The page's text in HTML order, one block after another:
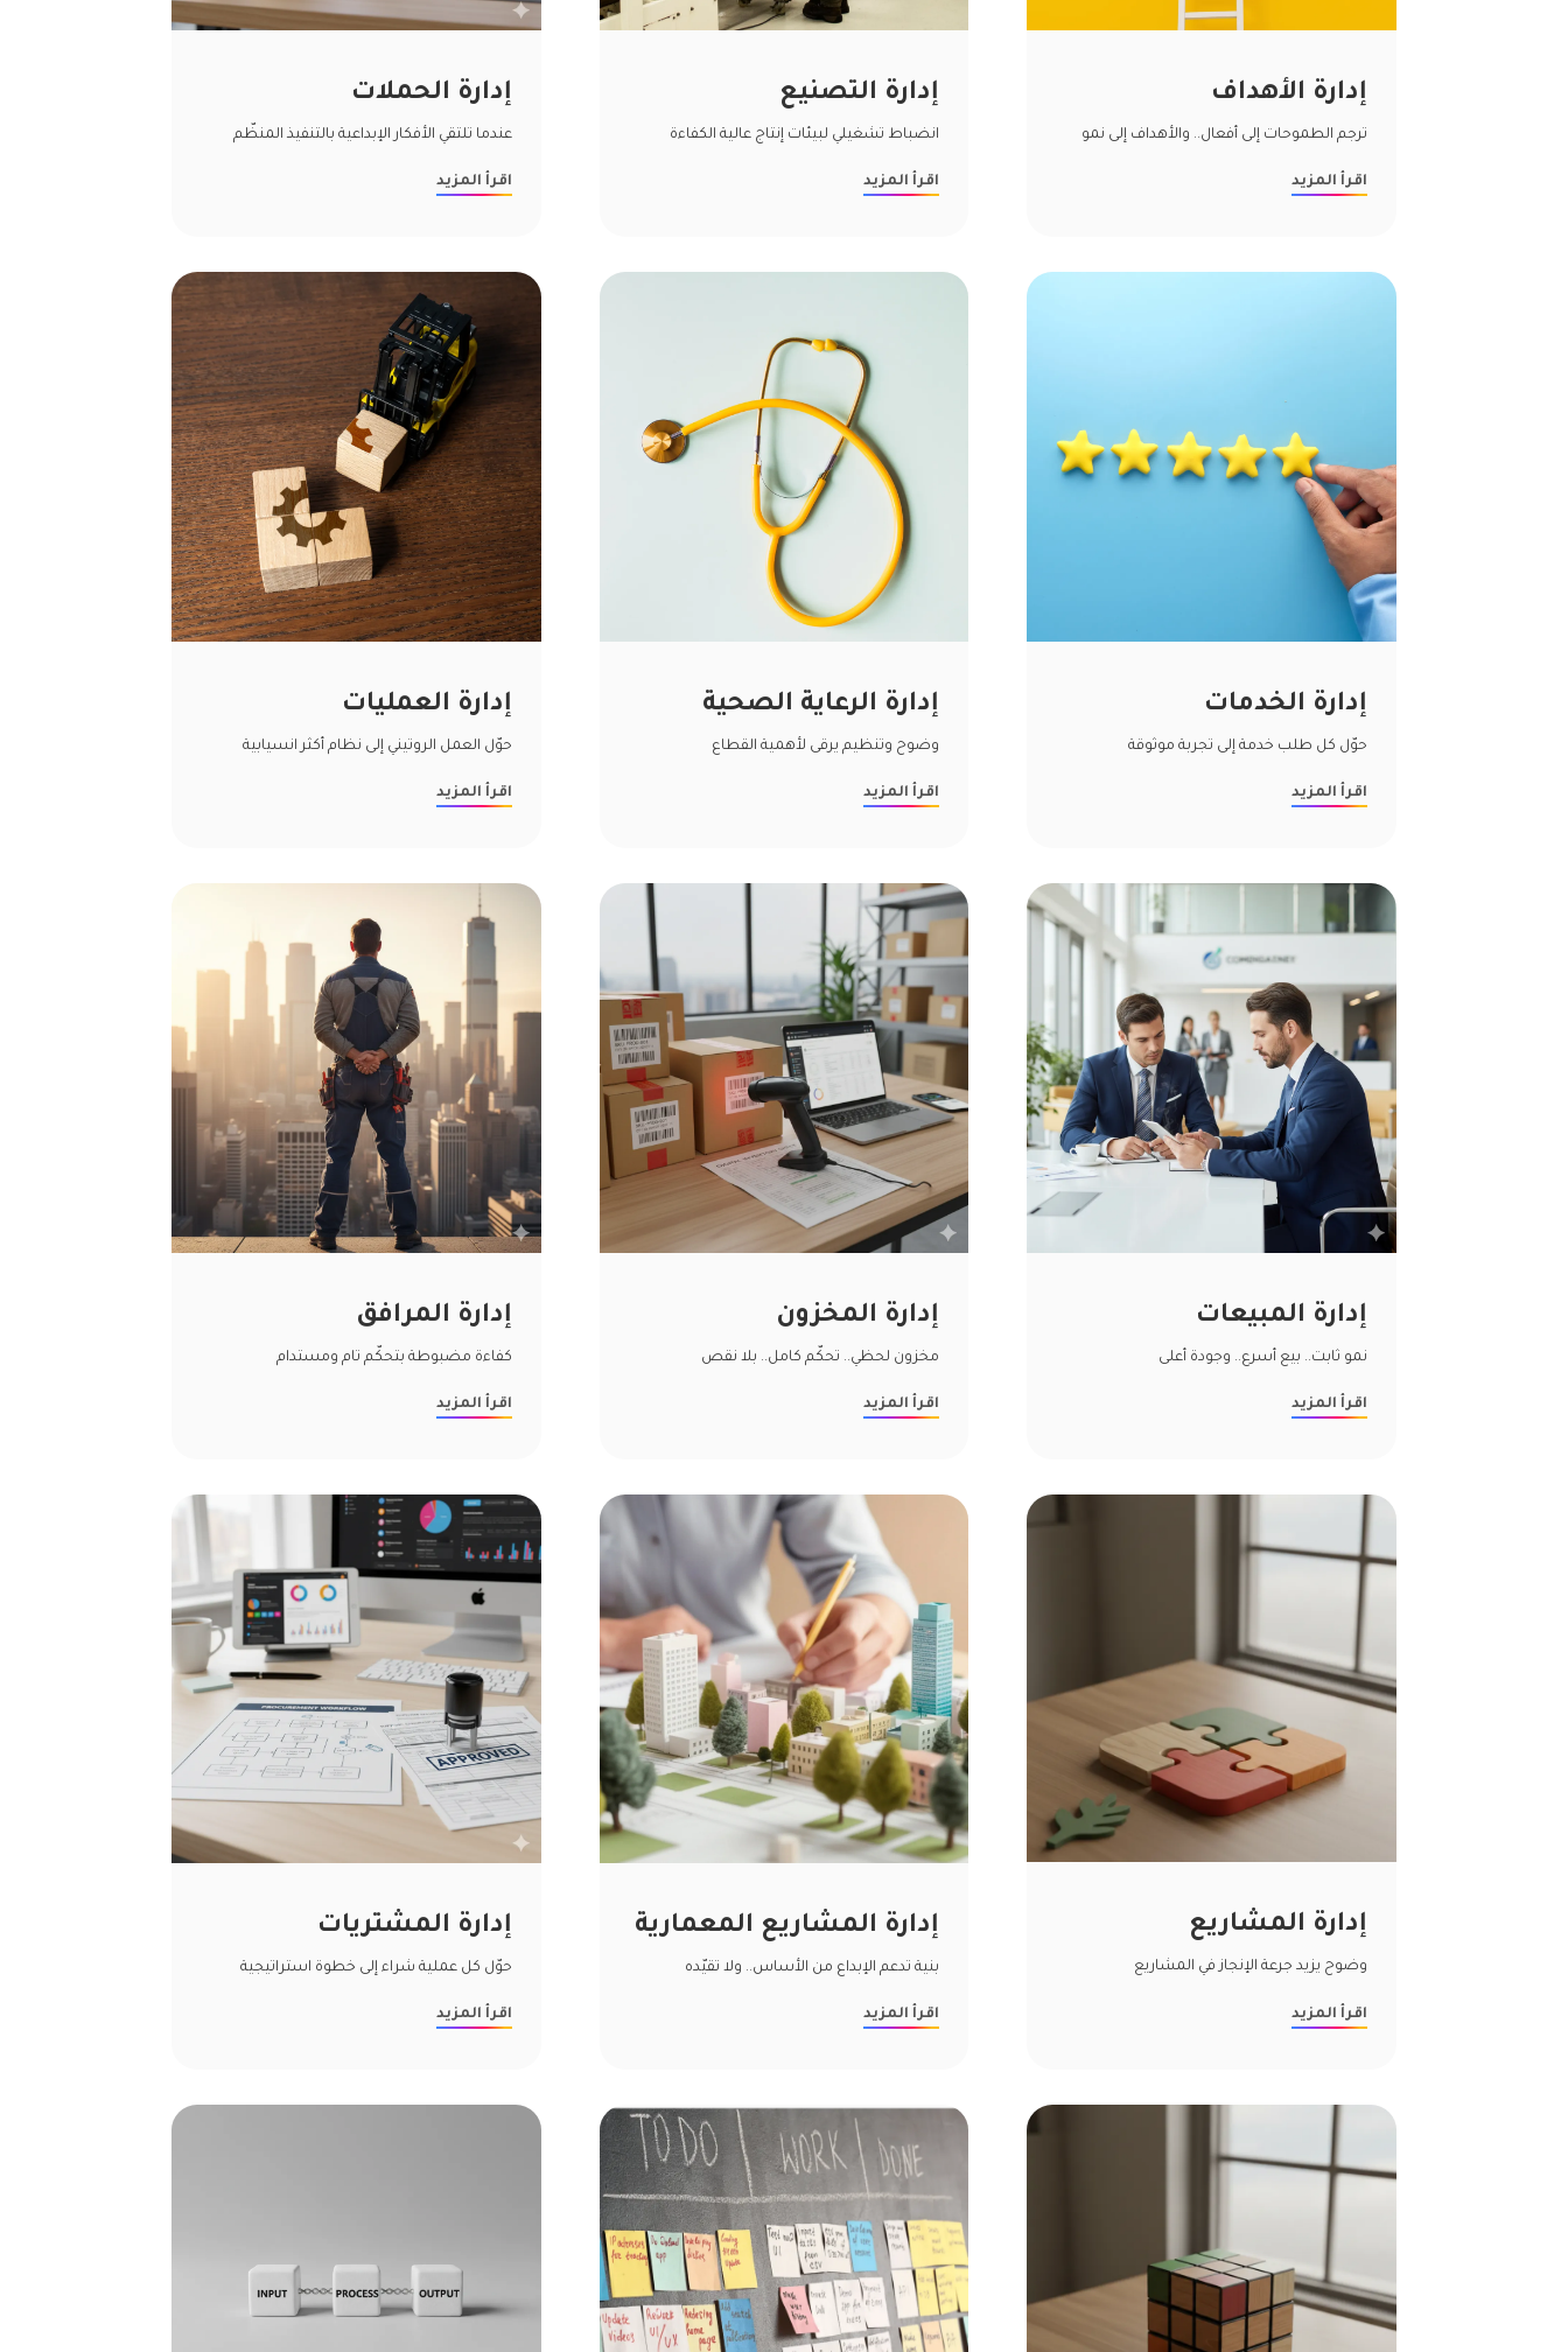
إدارة الأهداف
ترجم الطموحات إلى أفعال.. والأهداف إلى نمو
اقرأ المزيد
إدارة التصنيع
انضباط تشغيلي لبيئات إنتاج عالية الكفاءة
اقرأ المزيد
إدارة الحملات
عندما تلتقي الأفكار الإبداعية بالتنفيذ المنظّم
اقرأ المزيد
إدارة الخدمات
حوّل كل طلب خدمة إلى تجربة موثوقة
اقرأ المزيد
إدارة الرعاية الصحية
وضوح وتنظيم يرقى لأهمية القطاع
اقرأ المزيد
إدارة العمليات
حوّل العمل الروتيني إلى نظام أكثر انسيابية
اقرأ المزيد
إدارة المبيعات
نمو ثابت.. بيع أسرع.. وجودة أعلى
اقرأ المزيد
إدارة المخزون
مخزون لحظي.. تحكّم كامل.. بلا نقص
اقرأ المزيد
إدارة المرافق
كفاءة مضبوطة بتحكّم تام ومستدام
اقرأ المزيد
إدارة المشاريع
وضوح يزيد جرعة الإنجاز في المشاريع
اقرأ المزيد
إدارة المشاريع المعمارية
بنية تدعم الإبداع من الأساس.. ولا تقيّده
اقرأ المزيد
إدارة المشتريات
حوّل كل عملية شراء إلى خطوة استراتيجية
اقرأ المزيد